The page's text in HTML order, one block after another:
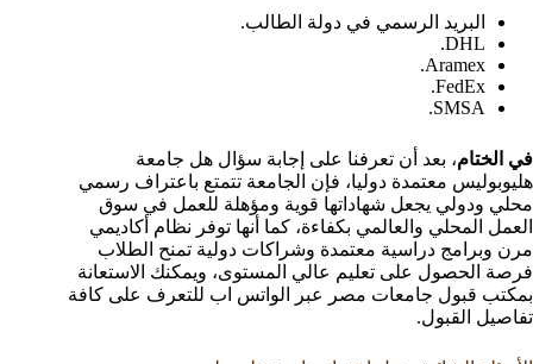
البريد الرسمي في دولة الطالب.
DHL.
Aramex.
FedEx.
SMSA.
في الختام، بعد أن تعرفنا على إجابة سؤال هل جامعة
هليوبوليس معتمدة دوليا، فإن الجامعة تتمتع باعتراف رسمي
محلي ودولي يجعل شهاداتها قوية ومؤهلة للعمل في سوق
العمل المحلي والعالمي بكفاءة، كما أنها توفر نظام أكاديمي
مرن وبرامج دراسية معتمدة وشراكات دولية تمنح الطلاب
فرصة الحصول على تعليم عالي المستوى، ويمكنك الاستعانة
بمكتب قبول جامعات مصر عبر الواتس اب للتعرف على كافة
تفاصيل القبول.